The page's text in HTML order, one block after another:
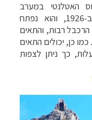
האטלנטי במערב
בניית הרכבל החלה ב-1926, והוא נפתח
ב-1997 שודרג הרכבל רבות, והתאים
כן, יכולים התאים
סביב צירם ב-360 מעלות, כך ניתן לצפות
לרשימת היעדים »
לחצו לרשימת היעדים